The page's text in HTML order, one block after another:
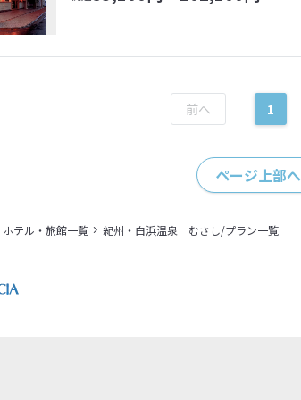
1
ページ上部へ
ホテル・旅館一覧 紀州・白浜温泉 むさし/プラン一覧